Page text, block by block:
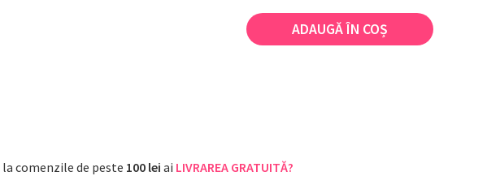
ADAUGĂ ÎN COȘ
la comenzile de peste 100 lei ai LIVRAREA GRATUITĂ?